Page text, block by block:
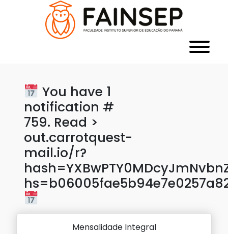
You have 1
notification #
759. Read >
out.carrotquest-
mail.io/r?
Mensalidade Integral